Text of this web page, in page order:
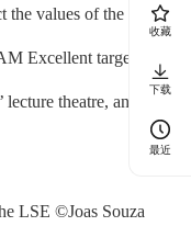
values of the
Excellent target to
theatre, and
LSE ©Joas Souza
收藏
下载
最近